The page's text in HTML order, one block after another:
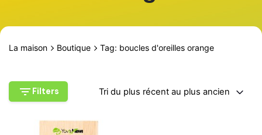
La maison Boutique Tag: boucles d'oreilles orange
Filters Tri du plus récent au plus ancien